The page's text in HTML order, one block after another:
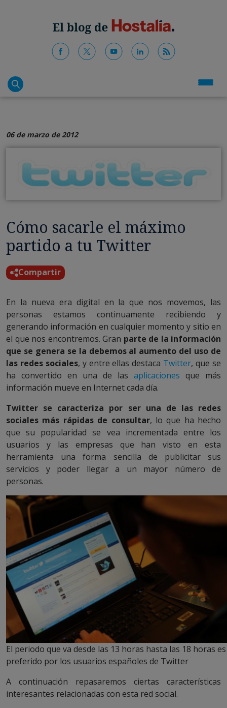
06 de marzo de 2012
Cómo sacarle el máximo
partido a tu Twitter
Compartir
En la nueva era digital en la que nos movemos, las
personas estamos continuamente recibiendo y
generando información en cualquier momento y sitio en
el que nos encontremos. Gran parte de la información
que se genera se la debemos al aumento del uso de
las redes sociales, y entre ellas destaca Twitter, que se
ha convertido en una de las aplicaciones que más
información mueve en Internet cada día.
Twitter se caracteriza por ser una de las redes
sociales más rápidas de consultar, lo que ha hecho
que su popularidad se vea incrementada entre los
usuarios y las empresas que han visto en esta
herramienta una forma sencilla de publicitar sus
servicios y poder llegar a un mayor número de
personas.
El periodo que va desde las 13 horas hasta las 18 horas
preferido por los usuarios españoles de Twitter
A continuación repasaremos ciertas características
interesantes relacionadas con esta red social.